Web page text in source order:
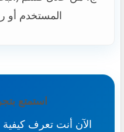
المستخدم أو
استمتع
الآن أنت تعرف